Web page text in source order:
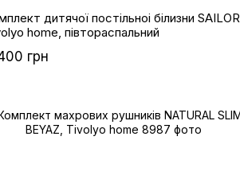
дитячої постільноі білизни SAILOR
home, півтораcпальний
грн